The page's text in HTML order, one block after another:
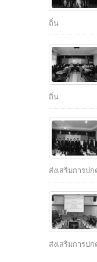
ถิ่น
ถิ่น
ส่งเสริมการป
ส่งเสริมการป